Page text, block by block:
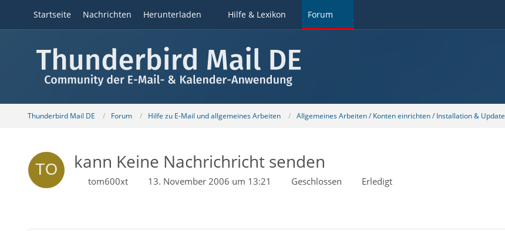
Startseite Nachrichten Herunterladen Hilfe & Lexikon Forum
Thunderbird Mail DE Forum Hilfe zu E-Mail und allgemeines Arbeiten Allgemeines Arbeiten / Konten einrichten / Installation & Update
kann Keine Nachrichricht senden
tom600xt 13. November 2006 um 13:21 Geschlossen Erledigt